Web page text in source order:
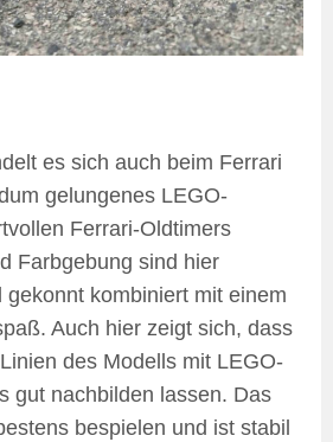
es sich auch beim Ferrari
gelungenes LEGO-
Ferrari-Oldtimers
Farbgebung sind hier
kombiniert mit einem
Auch hier zeigt sich, dass
des Modells mit LEGO-
gut nachbilden lassen. Das
bespielen und ist stabil